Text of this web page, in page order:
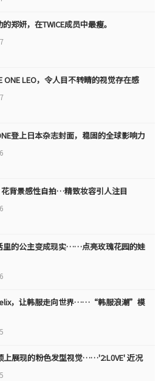
郑妍，在TWICE成员中最瘦。
ONE LEO，令人目不转睛的视觉存在感
登上日本杂志封面，稳固的全球影响力
花背景感性自拍…精致妆容引人注目
里的公主变成现实……点亮玫瑰花园的娃
，让韩服走向世界……“韩服浪潮”模
上展现的粉色发型视觉……'2:L0VE' 近况